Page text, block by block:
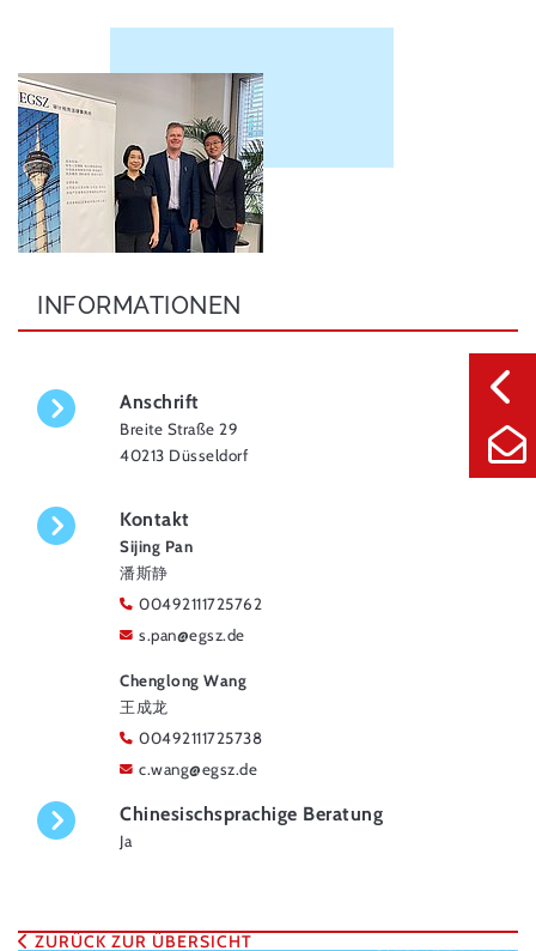
INFORMATIONEN
Anschrift
Breite Straße 29
40213 Düsseldorf
Kontakt
Sijing Pan
潘斯静
00492111725762
s.pan@egsz.de
Chenglong Wang
王成龙
00492111725738
c.wang@egsz.de
Chinesischsprachige Beratung
Ja
ZURÜCK ZUR ÜBERSICHT